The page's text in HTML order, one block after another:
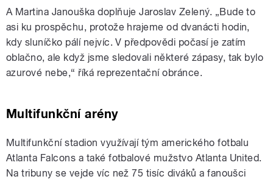
A Martina Janouška doplňuje Jaroslav Zelený. „Bude to
asi ku prospěchu, protože hrajeme od dvanácti hodin,
kdy sluníčko pálí nejvíc. V předpovědi počasí je zatím
oblačno, ale když jsme sledovali některé zápasy, tak bylo
azurové nebe,“ říká reprezentační obránce.
Multifunkční arény
Multifunkční stadion využívají tým amerického fotbalu
Atlanta Falcons a také fotbalové mužstvo Atlanta United.
Na tribuny se vejde víc než 75 tisíc diváků a fanoušci